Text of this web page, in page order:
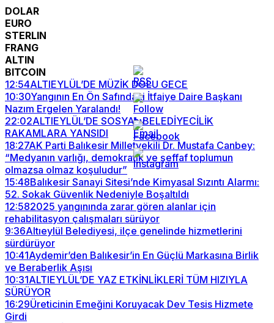
DOLAR
EURO
STERLIN
FRANG
ALTIN
BITCOIN
12:54ALTIEYLÜL’DE MÜZİK DOLU GECE
10:30Yangının En Ön Safındaki İtfaiye Daire Başkanı
Nazım Ergelen Yaralandı!
22:02ALTIEYLÜL’DE SOSYAL BELEDİYECİLİK
RAKAMLARA YANSIDI
18:27AK Parti Balıkesir Milletvekili Dr. Mustafa Canbey:
“Medyanın varlığı, demokratik ve şeffaf toplumun
olmazsa olmaz koşuludur”
15:48Balıkesir Sanayi Sitesi’nde Kimyasal Sızıntı Alarmı:
52. Sokak Güvenlik Nedeniyle Boşaltıldı
12:582025 yangınında zarar gören alanlar için
rehabilitasyon çalışmaları sürüyor
9:36Altıeylül Belediyesi, ilçe genelinde hizmetlerini
sürdürüyor
10:41Aydemir’den Balıkesir’in En Güçlü Markasına Birlik
ve Beraberlik Aşısı
10:31ALTIEYLÜL’DE YAZ ETKİNLİKLERİ TÜM HIZIYLA
SÜRÜYOR
16:29Üreticinin Emeğini Koruyacak Dev Tesis Hizmete
Girdi